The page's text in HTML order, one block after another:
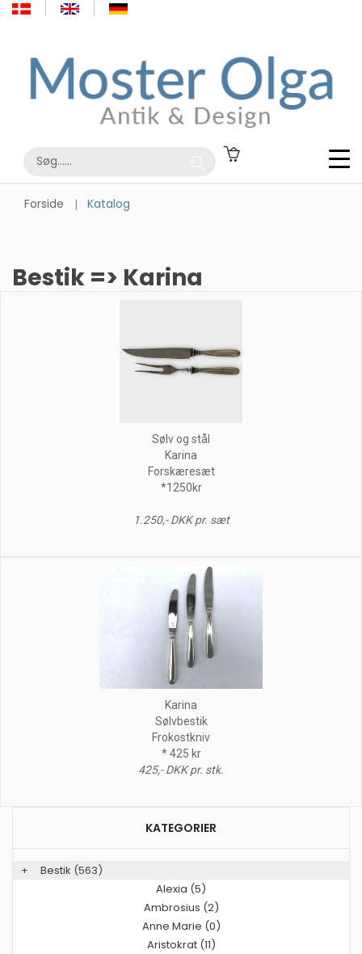
Forside Katalog
Bestik => Karina
Sølv og stål
Karina
Forskæresæt
*1250kr
1.250,- DKK pr. sæt
Karina
Sølvbestik
Frokostkniv
* 425 kr
425,- DKK pr. stk.
KATEGORIER
+ Bestik (563)
Alexia (5)
Ambrosius (2)
Anne Marie (0)
Aristokrat (11)